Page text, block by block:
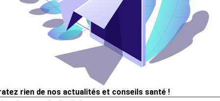
rien de nos actualités et conseils santé !